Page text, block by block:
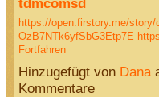
https://open.firstory.me/
OzB7NTk6yfSbG3Etp7E
Fortfahren
Hinzugefügt von Dana
Kommentare